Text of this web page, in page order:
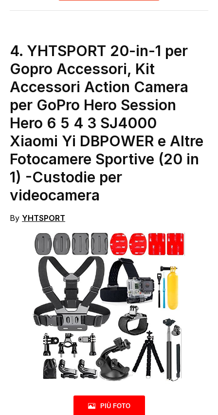
4. YHTSPORT 20-in-1 per
Gopro Accessori, Kit
Accessori Action Camera
per GoPro Hero Session
Hero 6 5 4 3 SJ4000
Xiaomi Yi DBPOWER e Altre
Fotocamere Sportive (20 in
1) -Custodie per
videocamera
By YHTSPORT
PIÙ FOTO